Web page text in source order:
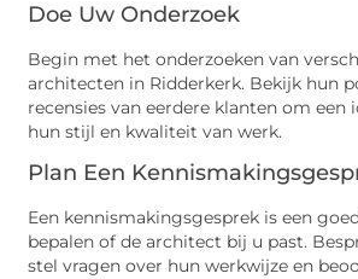
Doe Uw Onderzoek
Begin met het onderzoeken van
architecten in Ridderkerk. Bekijk hun
recensies van eerdere klanten om een
hun stijl en kwaliteit van werk.
Plan Een
Een kennismakingsgesprek is een
bepalen of de architect bij u past.
stel vragen over hun werkwijze en